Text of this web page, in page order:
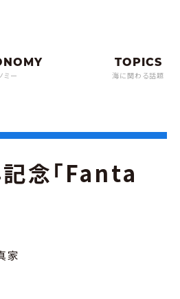
ミー 海に関わる話題
念「Fanta
家